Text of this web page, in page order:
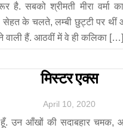
है. सबको श्रीमती मीरा वर्मा
सेहत के चलते, लम्बी छुट्टी पर
वाली हैं. आठवीं में वे ही कलिका […]
मिस्टर एक्स
April 10 2020
हूँ. उन आँखों की सदाबहार